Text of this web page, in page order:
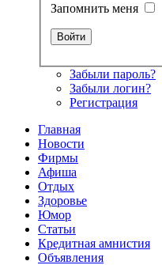
Запомнить меня
Забыли пароль?
Забыли логин?
Регистрация
Главная
Новости
Фирмы
Афиша
Отдых
Здоровье
Юмор
Статьи
Кредитная амнистия
Объявления